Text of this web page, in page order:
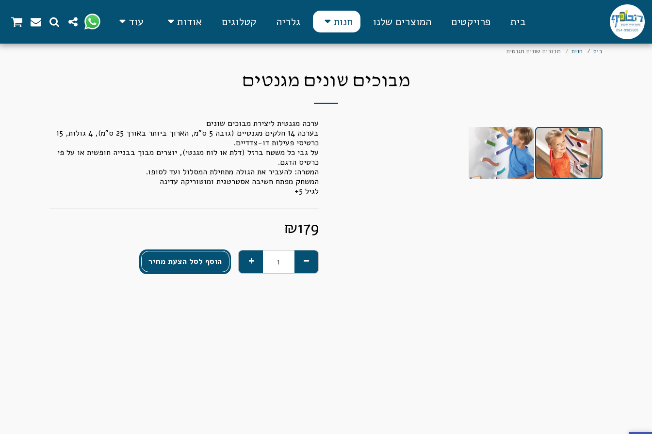
בית פרויקטים המוצרים שלנו חנות גלריה קטלוגים אודות עוד
בית חנות מבוכים שונים מגנטים
מבוכים שונים מגנטים
בערכה 14 חלקים מגנטיים (גובה 5 ס"מ, הארוך ביותר באורך 25 ס"מ), 4 גולות, 15
על גבי כל משטח ברזל (דלת או לוח מגנטי), יוצרים מבוך בבנייה חופשית או על פי
לגיל 5+
₪179
הוסף לסל הצעת מחיר